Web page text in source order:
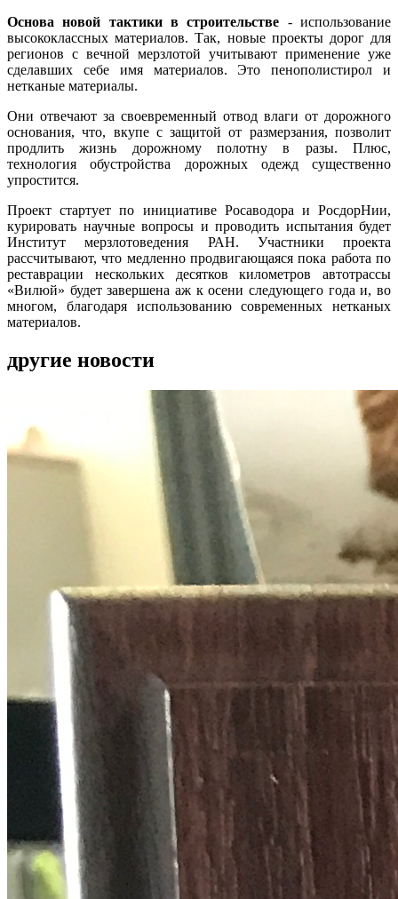
Основа новой тактики в строительстве - использование
высококлассных материалов. Так, новые проекты дорог для
регионов с вечной мерзлотой учитывают применение уже
сделавших себе имя материалов. Это пенополистирол и
нетканые материалы.
Они отвечают за своевременный отвод влаги от дорожного
основания, что, вкупе с защитой от размерзания, позволит
продлить жизнь дорожному полотну в разы. Плюс,
технология обустройства дорожных одежд существенно
упростится.
Проект стартует по инициативе Росаводора и РосдорНии,
курировать научные вопросы и проводить испытания будет
Институт мерзлотоведения РАН. Участники проекта
рассчитывают, что медленно продвигающаяся пока работа по
реставрации нескольких десятков километров автотрассы
«Вилюй» будет завершена аж к осени следующего года и, во
многом, благодаря использованию современных нетканых
материалов.
другие новости